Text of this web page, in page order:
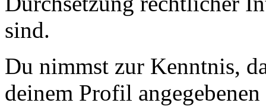
sind.
Du nimmst zur Kenntnis,
deinem Profil